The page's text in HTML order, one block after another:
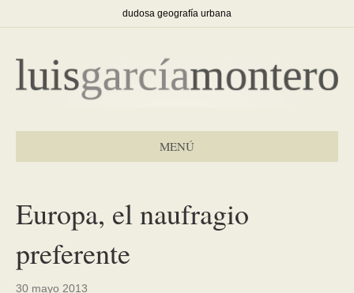
dudosa geografía urbana
MENÚ
Europa, el naufragio
preferente
30 mayo 2013